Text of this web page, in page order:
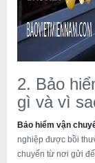
2. Bảo
gì và vì
Bảo hiểm vận
nghiệp được bồi
chuyển từ nơi gửi